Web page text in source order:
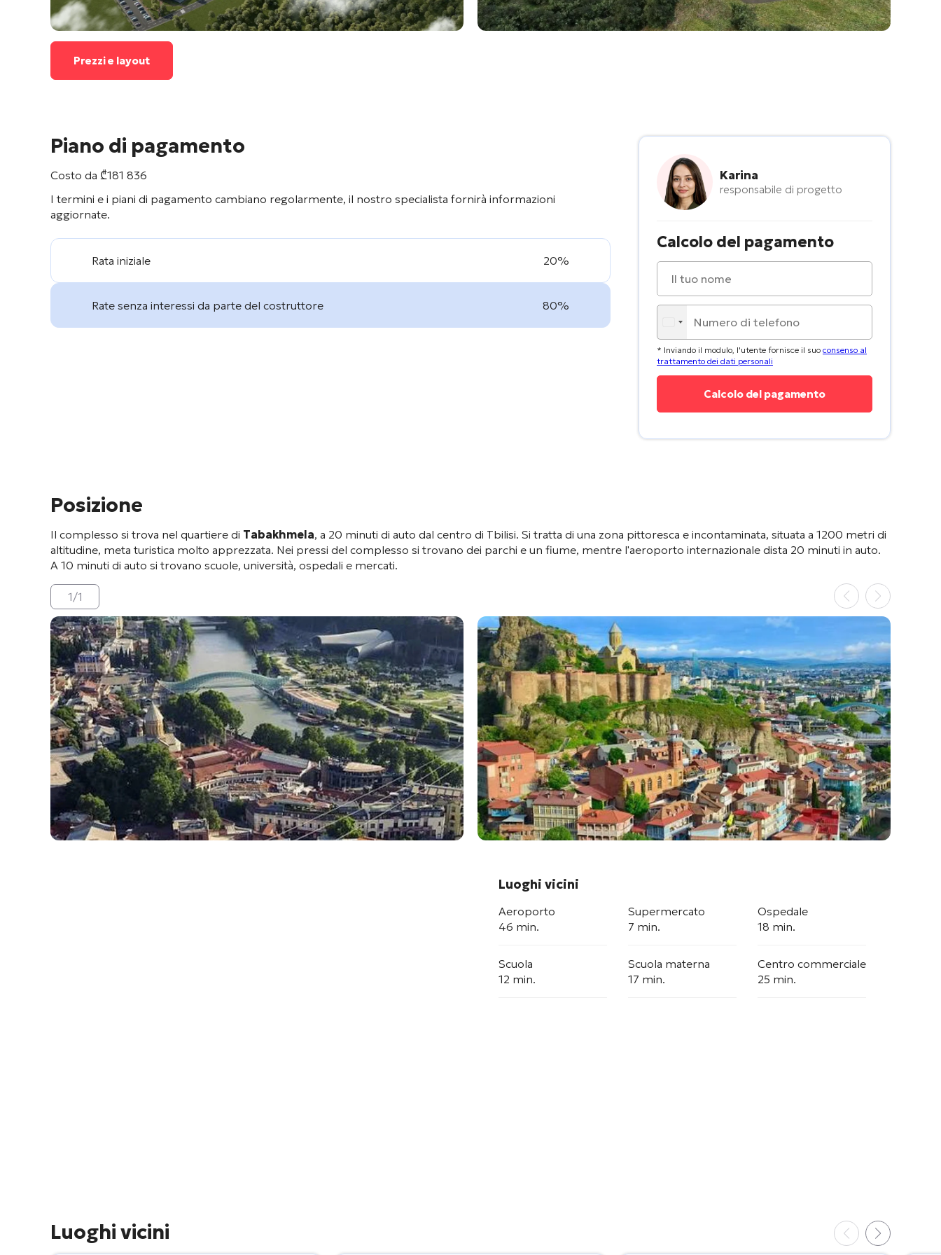
Prezzi e layout
Piano di pagamento
Costo da ₾181 836
I termini e i piani di pagamento cambiano regolarmente, il nostro specialista fornirà informazioni
aggiornate.
Rata iniziale 20%
Rate senza interessi da parte del costruttore 80%
Karina
responsabile di progetto
Calcolo del pagamento
* Inviando il modulo, l'utente fornisce il suo consenso al
trattamento dei dati personali
Posizione
Il complesso si trova nel quartiere di Tabakhmela, a 20 minuti di auto dal centro di Tbilisi. Si tratta di una zona pittoresca e incontaminata, situata a 1200 metri di
altitudine, meta turistica molto apprezzata. Nei pressi del complesso si trovano dei parchi e un fiume, mentre l'aeroporto internazionale dista 20 minuti in auto.
A 10 minuti di auto si trovano scuole, università, ospedali e mercati.
1/1
Luoghi vicini
Aeroporto
46 min.
Supermercato
7 min.
Ospedale
18 min.
Scuola
12 min.
Scuola materna
17 min.
Centro commerciale
25 min.
Luoghi vicini